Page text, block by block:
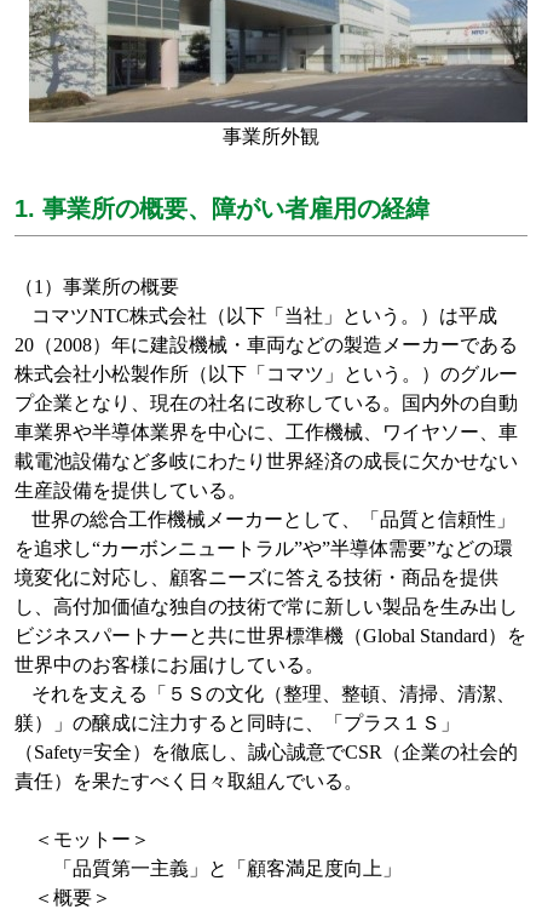
事業所外観
1. 事業所の概要、障がい者雇用の経緯
（1）事業所の概要
コマツNTC株式会社（以下「当社」という。）は平成
20（2008）年に建設機械・車両などの製造メーカーである
株式会社小松製作所（以下「コマツ」という。）のグルー
プ企業となり、現在の社名に改称している。国内外の自動
車業界や半導体業界を中心に、工作機械、ワイヤソー、車
載電池設備など多岐にわたり世界経済の成長に欠かせない
生産設備を提供している。
世界の総合工作機械メーカーと して、「品質と信頼性」
を追求し“カーボンニュートラル”や”半導体需要”などの環
境変化に対応し、顧客ニーズに答える技術・商品を提供
し、高付加価値な独自の技術で常に新しい製品を生み出し
ビジネスパートナーと共に世界標準機（Global Standard）を
世界中のお客様にお届けしている。
それを支える「５Ｓの文化（整理、整頓、清掃、清潔、
躾）」の醸成に注力すると同時に、「プラス１Ｓ」
（Safety=安全）を徹底し、誠心誠意でCSR（企業の社会的
責任）を果たすべく日々取組んでいる。
＜モットー＞
「品質第一主義」と「顧客満足度向上」
＜概要＞